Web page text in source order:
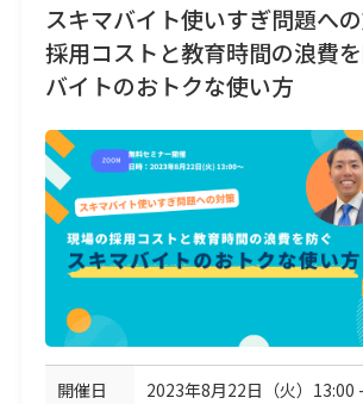
スキマバイト使いすぎ問題へ
採用コストと教育時間の浪費
バイトのおトクな使い方
開催日 2023年8月22日（火）13:00